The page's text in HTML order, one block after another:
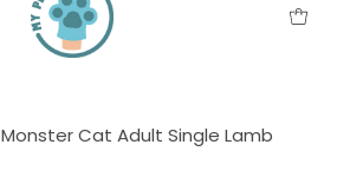
Monster Cat Adult Single Lamb